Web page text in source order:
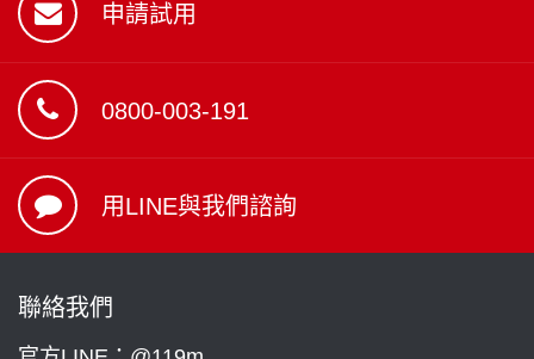
申請試用
0800-003-191
用LINE與我們諮詢
聯絡我們